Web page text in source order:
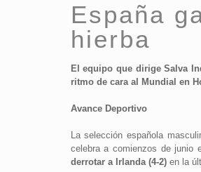
España
hierba
El equipo que dirige Salva
ritmo de cara al Mundial en
Avance Deportivo
La selección española
celebra a comienzos de junio
derrotar a Irlanda (4-2)en la